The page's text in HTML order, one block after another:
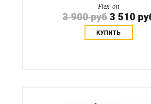
Flex-on
3 900 руб 3 510
КУПИТЬ